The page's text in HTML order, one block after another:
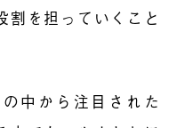
割を担っていくこと
中から注目された